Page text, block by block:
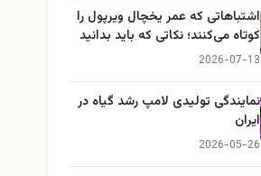
اشتباهاتی که عمر یخچال ویرپول را
کوتاه می‌کنند؛ نکاتی که باید بدانید
2026-07-13
نمایندگی تولیدی لامپ رشد گیاه در
ایران
2026-05-26